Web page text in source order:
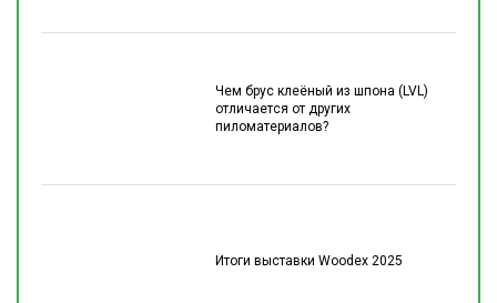
Чем брус клеёный из шпона (LVL)
отличается от других
пиломатериалов?
Итоги выставки Woodex 2025